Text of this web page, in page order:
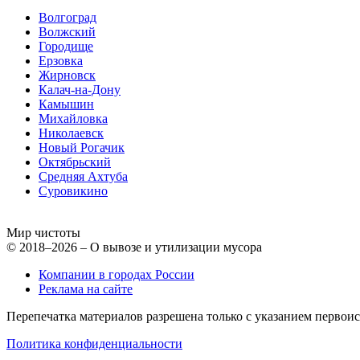
Волгоград
Волжский
Городище
Ерзовка
Жирновск
Калач-на-Дону
Камышин
Михайловка
Николаевск
Новый Рогачик
Октябрьский
Средняя Ахтуба
Суровикино
Мир чистоты
© 2018–2026 – О вывозе и утилизации мусора
Компании в городах России
Реклама на сайте
Перепечатка материалов разрешена только с указанием
Политика конфиденциальности